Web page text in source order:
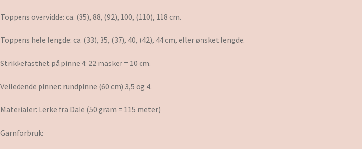
Toppens overvidde: ca. (85), 88, (92), 100, (110), 118 cm.
Toppens hele lengde: ca. (33), 35, (37), 40, (42), 44 cm, eller ønsket lengde.
Strikkefasthet på pinne 4: 22 masker = 10 cm.
Veiledende pinner: rundpinne (60 cm) 3,5 og 4.
Materialer: Lerke fra Dale (50 gram = 115 meter)
Garnforbruk: